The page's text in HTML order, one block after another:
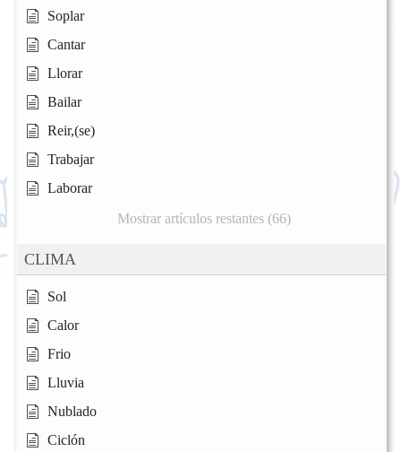
Soplar
Cantar
Llorar
Bailar
Reir,(se)
Trabajar
Laborar
Mostrar artículos restantes (66)
CLIMA
Sol
Calor
Frio
Lluvia
Nublado
Ciclón